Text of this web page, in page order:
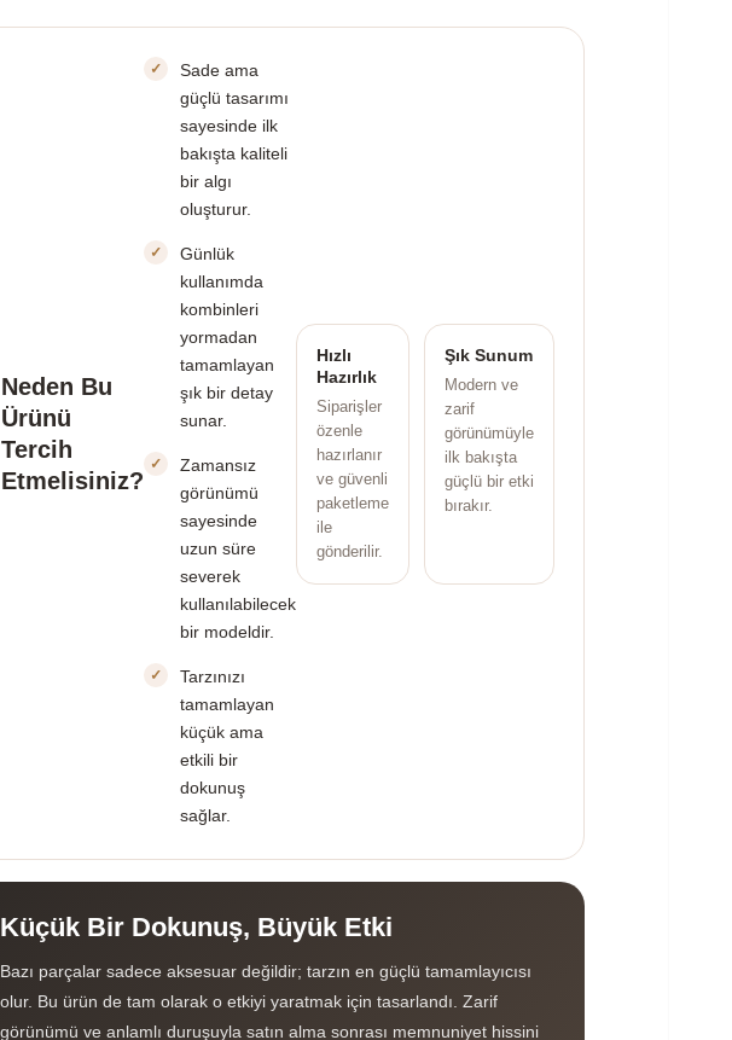
Neden Bu
Ürünü
Tercih
Etmelisiniz?
Sade ama
güçlü tasarımı
sayesinde ilk
bakışta kaliteli
bir algı
oluşturur.
Günlük
kullanımda
kombinleri
yormadan
tamamlayan
şık bir detay
sunar.
Zamansız
görünümü
sayesinde
uzun süre
severek
kullanılabilecek
bir modeldir.
Tarzınızı
tamamlayan
küçük ama
etkili bir
dokunuş
sağlar.
Hızlı
Hazırlık
Siparişler
özenle
hazırlanır
ve güvenli
paketleme
ile
gönderilir.
Şık Sunum
Modern ve
zarif
görünümüyle
ilk bakışta
güçlü bir etki
bırakır.
Küçük Bir Dokunuş, Büyük Etki
Bazı parçalar sadece aksesuar değildir; tarzın en güçlü tamamlayıcısı
olur. Bu ürün de tam olarak o etkiyi yaratmak için tasarlandı. Zarif
görünümü ve anlamlı duruşuyla satın alma sonrası memnuniyet hissini